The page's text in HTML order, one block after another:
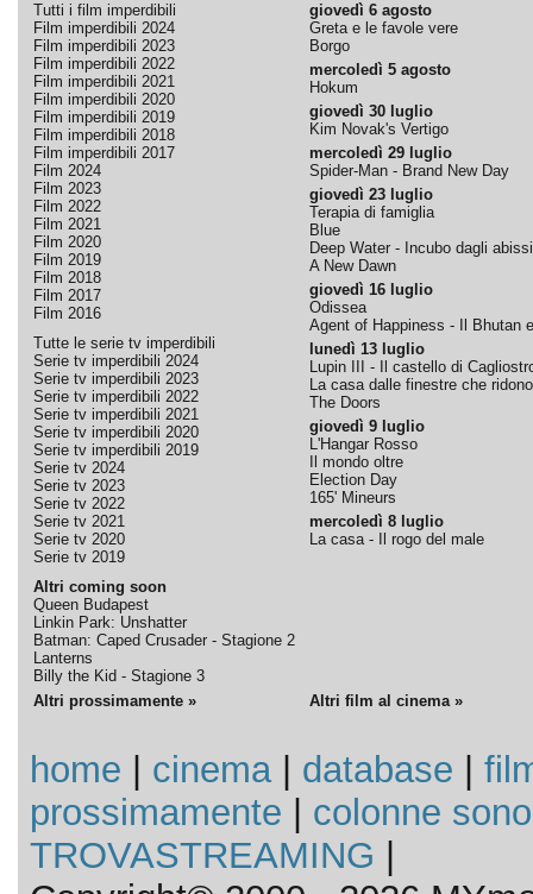
Tutti i film imperdibili
Film imperdibili 2024
Film imperdibili 2023
Film imperdibili 2022
Film imperdibili 2021
Film imperdibili 2020
Film imperdibili 2019
Film imperdibili 2018
Film imperdibili 2017
Film 2024
Film 2023
Film 2022
Film 2021
Film 2020
Film 2019
Film 2018
Film 2017
Film 2016
Tutte le serie tv imperdibili
Serie tv imperdibili 2024
Serie tv imperdibili 2023
Serie tv imperdibili 2022
Serie tv imperdibili 2021
Serie tv imperdibili 2020
Serie tv imperdibili 2019
Serie tv 2024
Serie tv 2023
Serie tv 2022
Serie tv 2021
Serie tv 2020
Serie tv 2019
Altri coming soon
Queen Budapest
Linkin Park: Unshatter
Batman: Caped Crusader - Stagione 2
Lanterns
Billy the Kid - Stagione 3
giovedì 6 agosto
Greta e le favole vere
Borgo
mercoledì 5 agosto
Hokum
giovedì 30 luglio
Kim Novak's Vertigo
mercoledì 29 luglio
Spider-Man - Brand New Day
giovedì 23 luglio
Terapia di famiglia
Blue
Deep Water - Incubo dagli abissi
A New Dawn
giovedì 16 luglio
Odissea
Agent of Happiness - Il Bhutan
lunedì 13 luglio
Lupin III - Il castello di
La casa dalle finestre che ridono
The Doors
giovedì 9 luglio
L'Hangar Rosso
Il mondo oltre
Election Day
165' Mineurs
mercoledì 8 luglio
La casa - Il rogo del male
Altri prossimamente » Altri film al cinema »
home cinema| database
prossimamente
colonne
TROVASTREAMING